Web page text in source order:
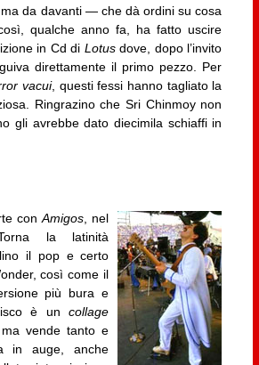
da davanti — che dà ordini su cosa
qualche anno fa, ha fatto uscire
in Cd di Lotusdove, dopo l’invito
direttamente il primo pezzo. Per
vacui, questi fessi hanno tagliato la
Ringrazino che Sri Chinmoy non
gli avrebbe dato diecimila schiaffi in
conAmigos, nel
la latinità
il pop e certo
così come il
più bura e
è uncollage
vende tanto e
in auge, anche